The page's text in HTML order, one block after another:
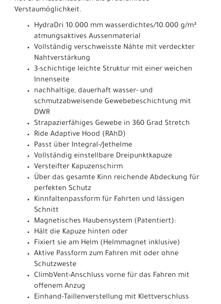
Verstaumöglichkeit.
HydraDri 10.000 mm wasserdichtes/10.000 g/m²
atmungsaktives Aussenmaterial
Vollständig verschweisste Nähte mit verdeckter
Nahtverstärkung
3-schichtige leichte Struktur mit einer weichen
Innenseite
nachhaltige, dauerhaft wasser- und
schmutzabweisende Gewebebeschichtung mit
DWR
Strapazierfähiges Gewebe in 360 Grad Stretch
Ride Adaptive Hood (RAhD)
Passt über Integral-/Jethelme
Vollständig einstellbare Dreipunktkapuze
Versteifter Kapuzenschirm
Über das gesamte Kinn reichende Abdeckung für
perfekten Schutz
Kinnfaltenpassform für Fahrten und lässigen
Schnitt
Magnetisches Haubensystem (Patentiert):
Hält die Kapuze hinten oder
Fixiert sie am Helm (Helmmagnet inklusive)
Aktive Passform zum Fahren mit oder ohne
Schutzweste
ClimbVent-Anschluss vorne für das Fahren mit
offenem Anzug
Einhand-Taillenverstellung mit Klettverschluss